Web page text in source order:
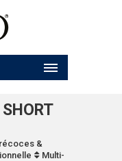
&
Multi-